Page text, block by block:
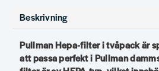
Beskrivning
Pullman Hepa-filter i tvåpack är
att passa perfekt i Pullman